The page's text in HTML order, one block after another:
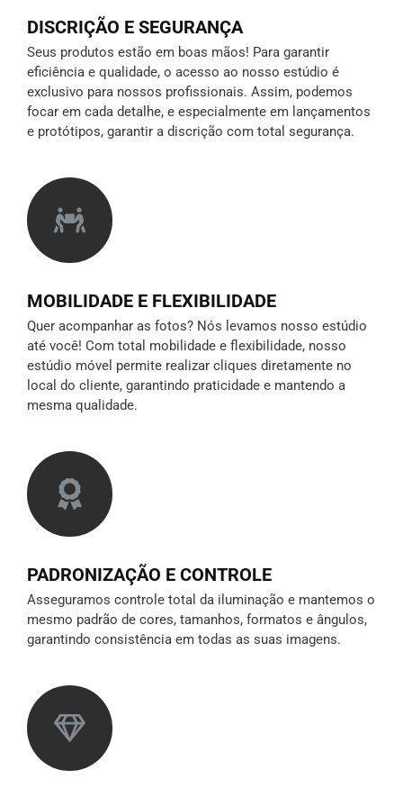
DISCRIÇÃO E SEGURANÇA
Seus produtos estão em boas mãos! Para garantir
eficiência e qualidade, o acesso ao nosso estúdio é
exclusivo para nossos profissionais. Assim, podemos
focar em cada detalhe, e especialmente em lançamentos
e protótipos, garantir a discrição com total segurança.
MOBILIDADE E FLEXIBILIDADE
Quer acompanhar as fotos? Nós levamos nosso estúdio
até você! Com total mobilidade e flexibilidade, nosso
estúdio móvel permite realizar cliques diretamente no
local do cliente, garantindo praticidade e mantendo a
mesma qualidade.
PADRONIZAÇÃO E CONTROLE
Asseguramos controle total da iluminação e mantemos o
mesmo padrão de cores, tamanhos, formatos e ângulos,
garantindo consistência em todas as suas imagens.